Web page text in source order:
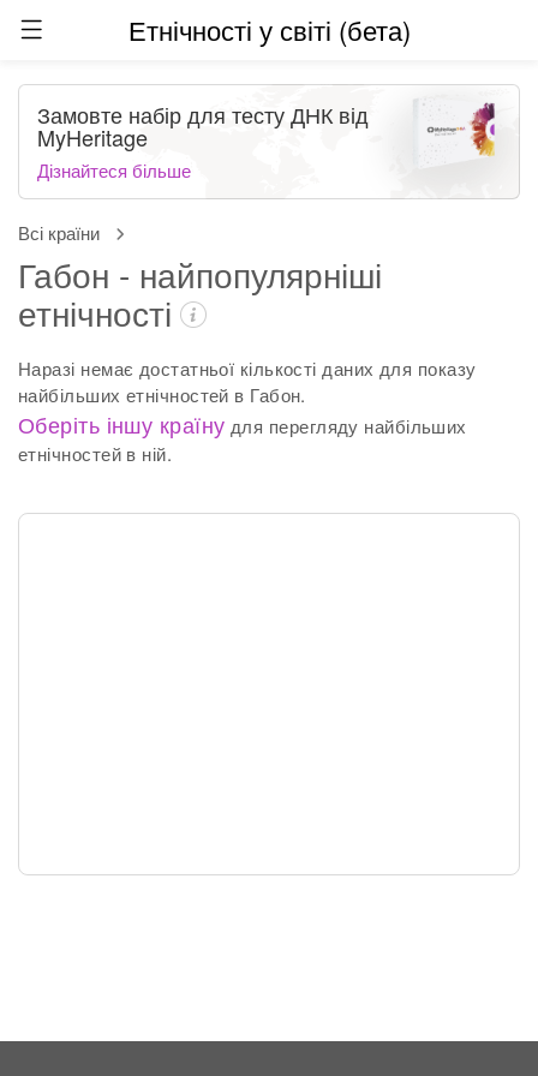
Етнічності у світі (бета)
Всі країни
Габон - найпопулярніші
етнічності
Наразі немає достатньої кількості даних для показу
найбільших етнічностей в Габон.
Оберіть іншу країну для перегляду найбільших
етнічностей в ній.
Замовте набір для тесту ДНК від
MyHeritage
Дізнайтеся більше